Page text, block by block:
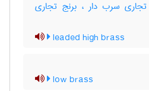
سرب دار ، برنج تجاری
leaded high brass
low brass